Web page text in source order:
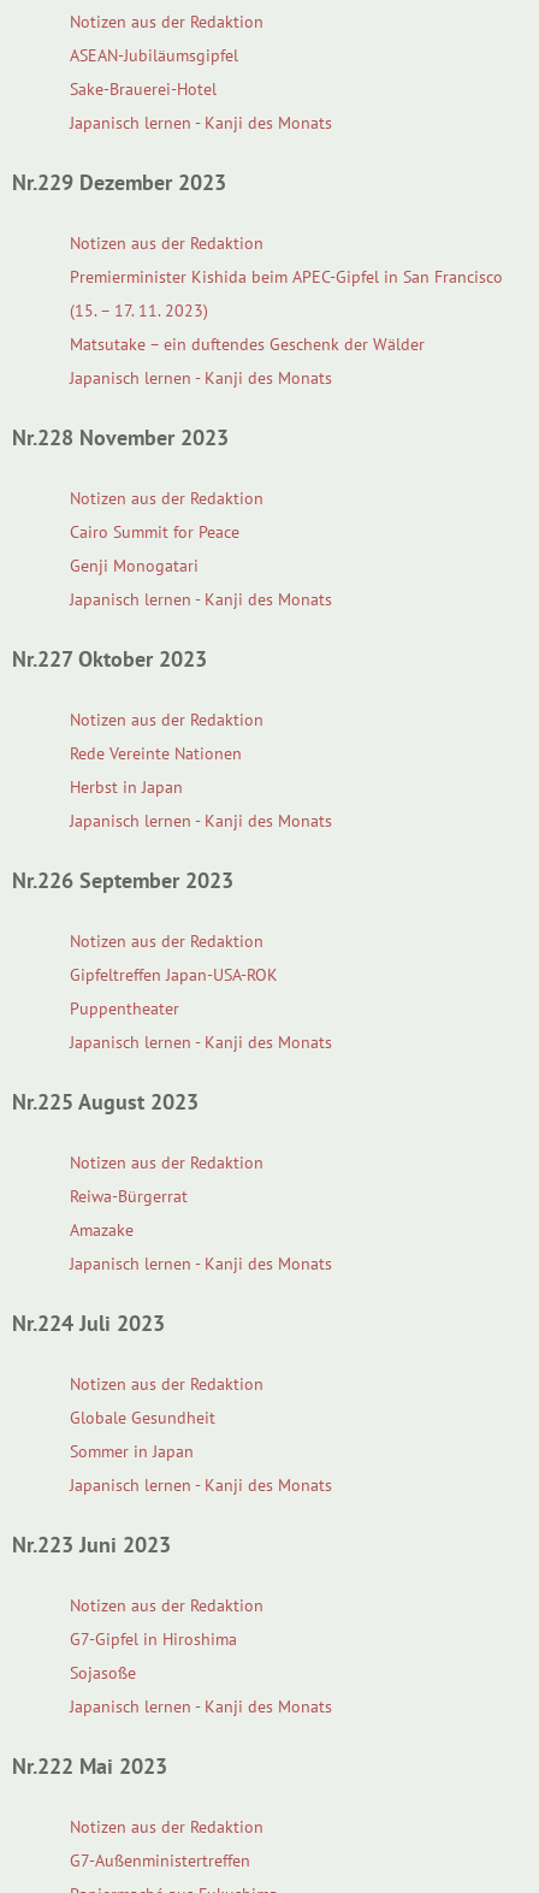
Notizen aus der Redaktion
ASEAN-Jubiläumsgipfel
Sake-Brauerei-Hotel
Japanisch lernen - Kanji des Monats
Nr.229 Dezember 2023
Notizen aus der Redaktion
Premierminister Kishida beim APEC-Gipfel in San Francisco
(15. – 17. 11. 2023)
Matsutake – ein duftendes Geschenk der Wälder
Japanisch lernen - Kanji des Monats
Nr.228 November 2023
Notizen aus der Redaktion
Cairo Summit for Peace
Genji Monogatari
Japanisch lernen - Kanji des Monats
Nr.227 Oktober 2023
Notizen aus der Redaktion
Rede Vereinte Nationen
Herbst in Japan
Japanisch lernen - Kanji des Monats
Nr.226 September 2023
Notizen aus der Redaktion
Gipfeltreffen Japan-USA-ROK
Puppentheater
Japanisch lernen - Kanji des Monats
Nr.225 August 2023
Notizen aus der Redaktion
Reiwa-Bürgerrat
Amazake
Japanisch lernen - Kanji des Monats
Nr.224 Juli 2023
Notizen aus der Redaktion
Globale Gesundheit
Sommer in Japan
Japanisch lernen - Kanji des Monats
Nr.223 Juni 2023
Notizen aus der Redaktion
G7-Gipfel in Hiroshima
Sojasoße
Japanisch lernen - Kanji des Monats
Nr.222 Mai 2023
Notizen aus der Redaktion
G7-Außenministertreffen